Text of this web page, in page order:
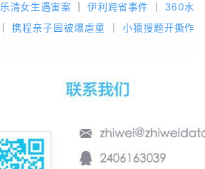
乐清女生遇害案 伊利跨省事件
360水
｜携程亲子园被爆虐童
小猿搜题开撕作